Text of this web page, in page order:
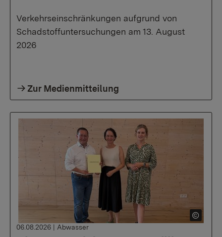
Verkehrseinschränkungen aufgrund von
Schadstoffuntersuchungen am 13. August
2026
Zur Medienmitteilung
06.08.2026 | Abwasser